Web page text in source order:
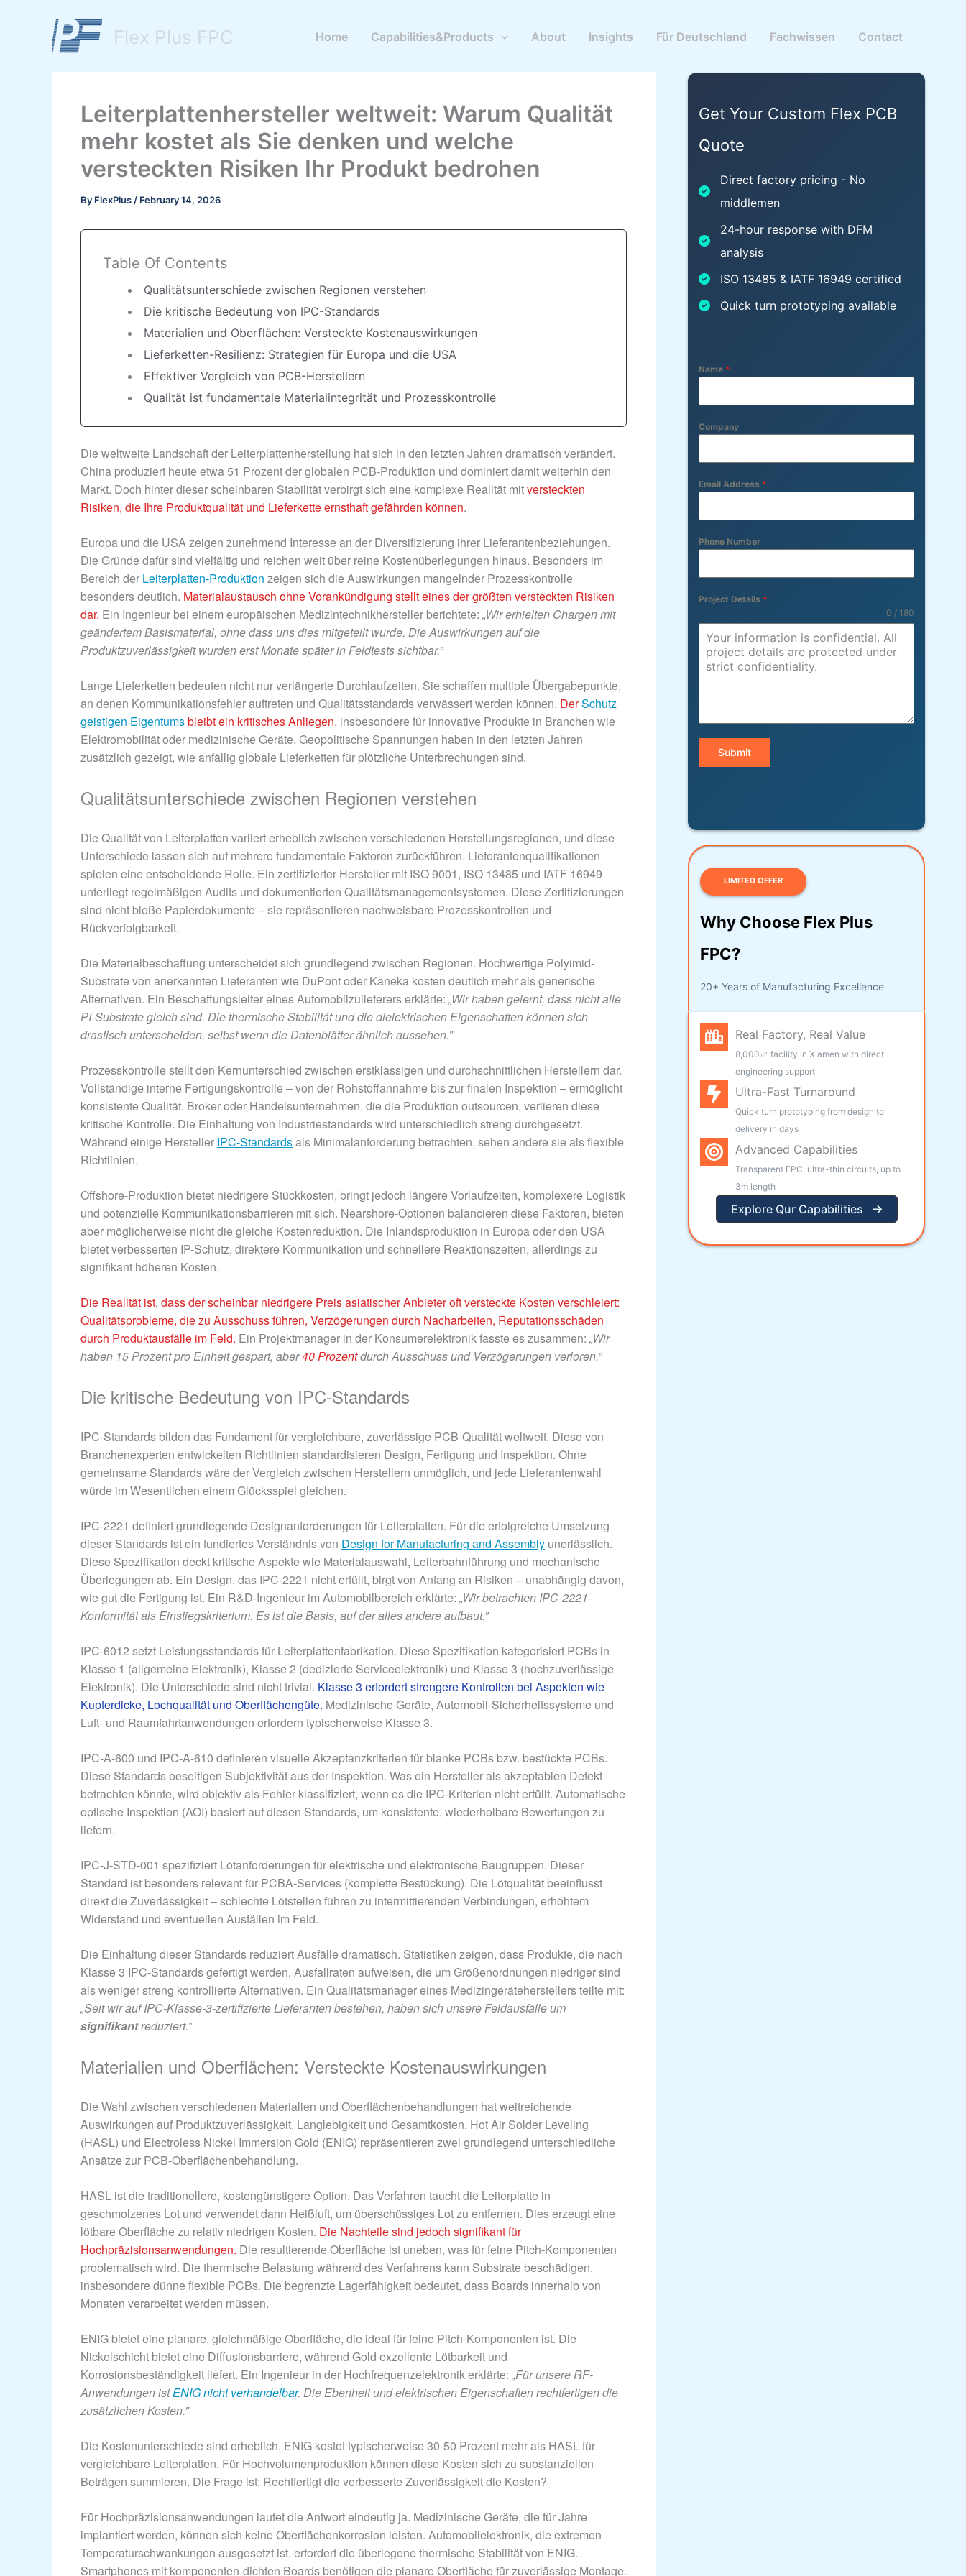
Flex Plus FPC Home Capabilities&Products About Insights Für Deutschland Fachwissen Contact
Leiterplattenhersteller weltweit: Warum Qualität
mehr kostet als Sie denken und welche
versteckten Risiken Ihr Produkt bedrohen
By FlexPlus / February 14, 2026
Table Of Contents
Qualitätsunterschiede zwischen Regionen verstehen
Die kritische Bedeutung von IPC-Standards
Materialien und Oberflächen: Versteckte Kostenauswirkungen
Lieferketten-Resilienz: Strategien für Europa und die USA
Effektiver Vergleich von PCB-Herstellern
Qualität ist fundamentale Materialintegrität und Prozesskontrolle
Die weltweite Landschaft der Leiterplattenherstellung hat sich in den letzten Jahren dramatisch verändert.
China produziert heute etwa 51 Prozent der globalen PCB-Produktion und dominiert damit weiterhin den
Markt. Doch hinter dieser scheinbaren Stabilität verbirgt sich eine komplexe Realität mitversteckten
Risiken, die Ihre Produktqualität und Lieferkette ernsthaft gefährden können.
Europa und die USA zeigen zunehmend Interesse an der Diversifizierung ihrer Lieferantenbeziehungen.
Die Gründe dafür sind vielfältig und reichen weit über reine Kostenüberlegungen hinaus. Besonders im
Bereich der Leiterplatten-Produktion zeigen sich die Auswirkungen mangelnder Prozesskontrolle
besonders deutlich. Materialaustausch ohne Vorankündigung stellt eines der größten versteckten Risiken
dar. Ein Ingenieur bei einem europäischen Medizintechnikhersteller berichtete: „Wir erhielten Chargen mit
geändertem Basismaterial, ohne dass uns dies mitgeteilt wurde. Die Auswirkungen auf die
Produktzuverlässigkeit wurden erst Monate später in Feldtests sichtbar.”
Lange Lieferketten bedeuten nicht nur verlängerte Durchlaufzeiten. Sie schaffen multiple Übergabepunkte,
an denen Kommunikationsfehler auftreten und Qualitätsstandards verwässert werden können. DerSchutz
geistigen Eigentumsbleibt ein kritisches Anliegen, insbesondere für innovative Produkte in Branchen wie
Elektromobilität oder medizinische Geräte. Geopolitische Spannungen haben in den letzten Jahren
zusätzlich gezeigt, wie anfällig globale Lieferketten für plötzliche Unterbrechungen sind.
Qualitätsunterschiede zwischen Regionen verstehen
Die Qualität von Leiterplatten variiert erheblich zwischen verschiedenen Herstellungsregionen, und diese
Unterschiede lassen sich auf mehrere fundamentale Faktoren zurückführen. Lieferantenqualifikationen
spielen eine entscheidende Rolle. Ein zertifizierter Hersteller mit ISO 9001, ISO 13485 und IATF 16949
unterliegt regelmäßigen Audits und dokumentierten Qualitätsmanagementsystemen. Diese Zertifizierungen
sind nicht bloße Papierdokumente – sie repräsentieren nachweisbare Prozesskontrollen und
Rückverfolgbarkeit.
Die Materialbeschaffung unterscheidet sich grundlegend zwischen Regionen. Hochwertige Polyimid-
Substrate von anerkannten Lieferanten wie DuPont oder Kaneka kosten deutlich mehr als generische
Alternativen. Ein Beschaffungsleiter eines Automobilzulieferers erklärte: „Wir haben gelernt, dass nicht alle
PI-Substrate gleich sind. Die thermische Stabilität und die dielektrischen Eigenschaften können sich
drastisch unterscheiden, selbst wenn die Datenblätter ähnlich aussehen.”
Prozesskontrolle stellt den Kernunterschied zwischen erstklassigen und durchschnittlichen Herstellern dar.
Vollständige interne Fertigungskontrolle – von der Rohstoffannahme bis zur finalen Inspektion – ermöglicht
konsistente Qualität. Broker oder Handelsunternehmen, die die Produktion outsourcen, verlieren diese
kritische Kontrolle. Die Einhaltung von Industriestandards wird unterschiedlich streng durchgesetzt.
Während einige Hersteller IPC-Standardsals Minimalanforderung betrachten, sehen andere sie als flexible
Richtlinien.
Offshore-Produktion bietet niedrigere Stückkosten, bringt jedoch längere Vorlaufzeiten, komplexere Logistik
und potenzielle Kommunikationsbarrieren mit sich. Nearshore-Optionen balancieren diese Faktoren, bieten
aber möglicherweise nicht die gleiche Kostenreduktion. Die Inlandsproduktion in Europa oder den USA
bietet verbesserten IP-Schutz, direktere Kommunikation und schnellere Reaktionszeiten, allerdings zu
signifikant höheren Kosten.
Die Realität ist, dass der scheinbar niedrigere Preis asiatischer Anbieter oft versteckte Kosten verschleiert:
Qualitätsprobleme, die zu Ausschuss führen, Verzögerungen durch Nacharbeiten, Reputationsschäden
durch Produktausfälle im Feld. Ein Projektmanager in der Konsumerelektronik fasste es zusammen: „Wir
haben 15 Prozent pro Einheit gespart, aber40 Prozentdurch Ausschuss und Verzögerungen verloren.”
Die kritische Bedeutung von IPC-Standards
IPC-Standards bilden das Fundament für vergleichbare, zuverlässige PCB-Qualität weltweit. Diese von
Branchenexperten entwickelten Richtlinien standardisieren Design, Fertigung und Inspektion. Ohne
gemeinsame Standards wäre der Vergleich zwischen Herstellern unmöglich, und jede Lieferantenwahl
würde im Wesentlichen einem Glücksspiel gleichen.
IPC-2221 definiert grundlegende Designanforderungen für Leiterplatten. Für die erfolgreiche Umsetzung
dieser Standards ist ein fundiertes Verständnis von Design for Manufacturing and Assembly unerlässlich.
Diese Spezifikation deckt kritische Aspekte wie Materialauswahl, Leiterbahnführung und mechanische
Überlegungen ab. Ein Design, das IPC-2221 nicht erfüllt, birgt von Anfang an Risiken – unabhängig davon,
wie gut die Fertigung ist. Ein R&D-Ingenieur im Automobilbereich erklärte: „Wir betrachten IPC-2221-
Konformität als Einstiegskriterium. Es ist die Basis, auf der alles andere aufbaut.”
IPC-6012 setzt Leistungsstandards für Leiterplattenfabrikation. Diese Spezifikation kategorisiert PCBs in
Klasse 1 (allgemeine Elektronik), Klasse 2 (dedizierte Serviceelektronik) und Klasse 3 (hochzuverlässige
Elektronik). Die Unterschiede sind nicht trivial. Klasse 3 erfordert strengere Kontrollen bei Aspekten wie
Kupferdicke, Lochqualität und Oberflächengüte. Medizinische Geräte, Automobil-Sicherheitssysteme und
Luft- und Raumfahrtanwendungen erfordern typischerweise Klasse 3.
IPC-A-600 und IPC-A-610 definieren visuelle Akzeptanzkriterien für blanke PCBs bzw. bestückte PCBs.
Diese Standards beseitigen Subjektivität aus der Inspektion. Was ein Hersteller als akzeptablen Defekt
betrachten könnte, wird objektiv als Fehler klassifiziert, wenn es die IPC-Kriterien nicht erfüllt. Automatische
optische Inspektion (AOI) basiert auf diesen Standards, um konsistente, wiederholbare Bewertungen zu
liefern.
IPC-J-STD-001 spezifiziert Lötanforderungen für elektrische und elektronische Baugruppen. Dieser
Standard ist besonders relevant für PCBA-Services (komplette Bestückung). Die Lötqualität beeinflusst
direkt die Zuverlässigkeit – schlechte Lötstellen führen zu intermittierenden Verbindungen, erhöhtem
Widerstand und eventuellen Ausfällen im Feld.
Die Einhaltung dieser Standards reduziert Ausfälle dramatisch. Statistiken zeigen, dass Produkte, die nach
Klasse 3 IPC-Standards gefertigt werden, Ausfallraten aufweisen, die um Größenordnungen niedriger sind
als weniger streng kontrollierte Alternativen. Ein Qualitätsmanager eines Medizingeräteherstellers teilte mit:
„Seit wir auf IPC-Klasse-3-zertifizierte Lieferanten bestehen, haben sich unsere Feldausfälle um
signifikantreduziert.”
Materialien und Oberflächen: Versteckte Kostenauswirkungen
Die Wahl zwischen verschiedenen Materialien und Oberflächenbehandlungen hat weitreichende
Auswirkungen auf Produktzuverlässigkeit, Langlebigkeit und Gesamtkosten. Hot Air Solder Leveling
(HASL) und Electroless Nickel Immersion Gold (ENIG) repräsentieren zwei grundlegend unterschiedliche
Ansätze zur PCB-Oberflächenbehandlung.
HASL ist die traditionellere, kostengünstigere Option. Das Verfahren taucht die Leiterplatte in
geschmolzenes Lot und verwendet dann Heißluft, um überschüssiges Lot zu entfernen. Dies erzeugt eine
lötbare Oberfläche zu relativ niedrigen Kosten. Die Nachteile sind jedoch signifikant für
Hochpräzisionsanwendungen. Die resultierende Oberfläche ist uneben, was für feine Pitch-Komponenten
problematisch wird. Die thermische Belastung während des Verfahrens kann Substrate beschädigen,
insbesondere dünne flexible PCBs. Die begrenzte Lagerfähigkeit bedeutet, dass Boards innerhalb von
Monaten verarbeitet werden müssen.
ENIG bietet eine planare, gleichmäßige Oberfläche, die ideal für feine Pitch-Komponenten ist. Die
Nickelschicht bietet eine Diffusionsbarriere, während Gold exzellente Lötbarkeit und
Korrosionsbeständigkeit liefert. Ein Ingenieur in der Hochfrequenzelektronik erklärte: „Für unsere RF-
Anwendungen istENIG nicht verhandelbar. Die Ebenheit und elektrischen Eigenschaften rechtfertigen die
zusätzlichen Kosten.”
Die Kostenunterschiede sind erheblich. ENIG kostet typischerweise 30-50 Prozent mehr als HASL für
vergleichbare Leiterplatten. Für Hochvolumenproduktion können diese Kosten sich zu substanziellen
Beträgen summieren. Die Frage ist: Rechtfertigt die verbesserte Zuverlässigkeit die Kosten?
Für Hochpräzisionsanwendungen lautet die Antwort eindeutig ja. Medizinische Geräte, die für Jahre
implantiert werden, können sich keine Oberflächenkorrosion leisten. Automobilelektronik, die extremen
Temperaturschwankungen ausgesetzt ist, erfordert die überlegene thermische Stabilität von ENIG.
Smartphones mit komponenten-dichten Boards benötigen die planare Oberfläche für zuverlässige Montage.
Get Your Custom Flex PCB
Quote
Direct factory pricing - No
middlemen
24-hour response with DFM
analysis
ISO 13485 & IATF 16949 certified
Quick turn prototyping available
Name *
Company
Email Address *
Phone Number
Project Details *
0 / 180
Submit
LIMITED OFFER
Why Choose Flex Plus
FPC?
20+ Years of Manufacturing Excellence
Real Factory, Real Value
8,000㎡ facility in Xiamen with direct
engineering support
Ultra-Fast Turnaround
Quick turn prototyping from design to
delivery in days
Advanced Capabilities
Transparent FPC, ultra-thin circuits, up to
3m length
Explore Qur Capabilities